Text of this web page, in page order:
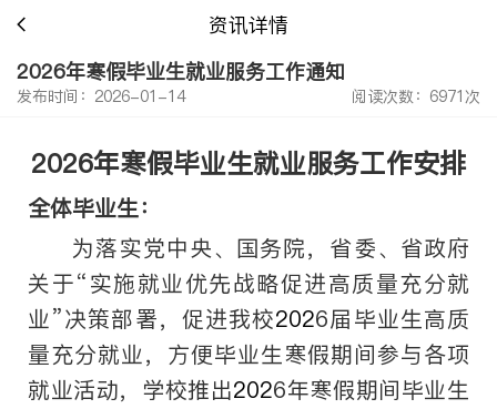
资讯详情
2026年寒假毕业生就业服务工作通知
发布时间：2026-01-14 阅读次数：6971次
2026年寒假毕业生就业服务工作安排
全体毕业生：
为落实党中央、国务院，省委、省政府
关于“实施就业优先战略促进高质量充分就
业”决策部署，促进我校2026届毕业生高质
量充分就业，方便毕业生寒假期间参与各项
就业活动，学校推出2026年寒假期间毕业生